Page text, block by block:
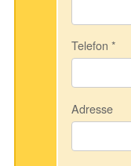
Telefon *
Adresse